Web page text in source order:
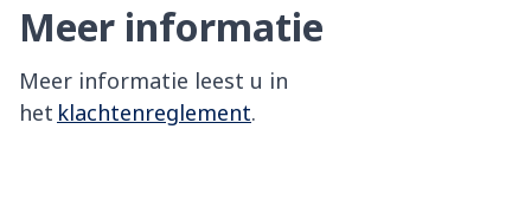
Meer informatie
Meer informatie leest u in
het klachtenreglement.